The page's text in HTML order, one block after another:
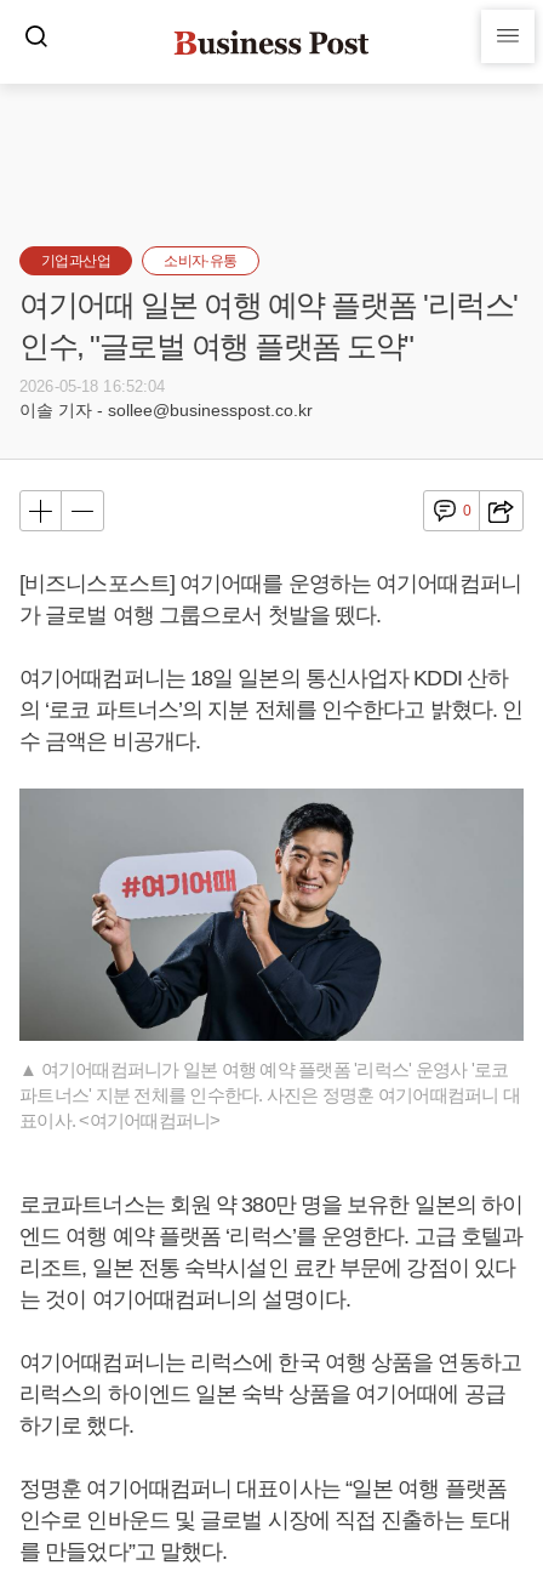
기업과산업 소비자·유통
여기어때 일본 여행 예약 플랫폼 '리럭스'
인수, "글로벌 여행 플랫폼 도약"
2026-05-18 16:52:04
이솔 기자 - sollee@businesspost.co.kr
0
[비즈니스포스트] 여기어때를 운영하는 여기어때컴퍼니
가 글로벌 여행 그룹으로서 첫발을 뗐다.
여기어때컴퍼니는 18일 일본의 통신사업자 KDDI 산하
의 ‘로코 파트너스’의 지분 전체를 인수한다고 밝혔다. 인
수 금액은 비공개다.
▲ 여기어때컴퍼니가 일본 여행 예약 플랫폼 '리럭스' 운영사 '로코
파트너스' 지분 전체를 인수한다. 사진은 정명훈 여기어때컴퍼니 대
표이사. <여기어때컴퍼니>
로코파트너스는 회원 약 380만 명을 보유한 일본의 하이
엔드 여행 예약 플랫폼 ‘리럭스’를 운영한다. 고급 호텔과
리조트, 일본 전통 숙박시설인 료칸 부문에 강점이 있다
는 것이 여기어때컴퍼니의 설명이다.
여기어때컴퍼니는 리럭스에 한국 여행 상품을 연동하고
리럭스의 하이엔드 일본 숙박 상품을 여기어때에 공급
하기로 했다.
정명훈 여기어때컴퍼니 대표이사는 “일본 여행 플랫폼
인수로 인바운드 및 글로벌 시장에 직접 진출하는 토대
를 만들었다”고 말했다.